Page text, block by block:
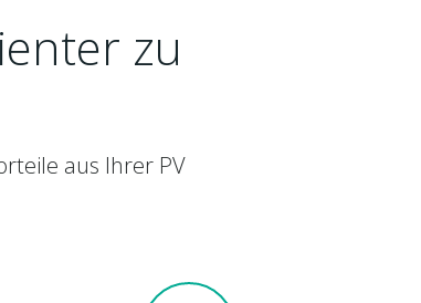
zu
aus Ihrer PV